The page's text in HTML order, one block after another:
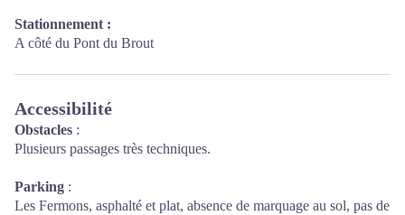
Stationnement :
A côté du Pont du Brout
Accessibilité
Obstacles :
Plusieurs passages très techniques.
Parking :
Les Fermons, asphalté et plat, absence de marquage au sol, pas de